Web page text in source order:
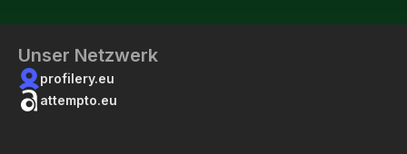
Unser Netzwerk
profilery.eu
attempto.eu